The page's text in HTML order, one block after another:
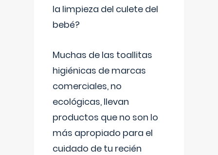
la limpieza del culete del
bebé?
Muchas de las toallitas
higiénicas de marcas
comerciales, no
ecológicas, llevan
productos que no son lo
más apropiado para el
cuidado de tu recién